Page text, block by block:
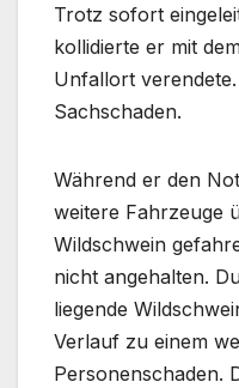
Trotz sofort
kollidierte er mit
Unfallort
Sachschaden.
Während er den
weitere Fahrzeuge
Wildschwein
nicht angehalten.
liegende
Verlauf zu einem
Personenschaden.